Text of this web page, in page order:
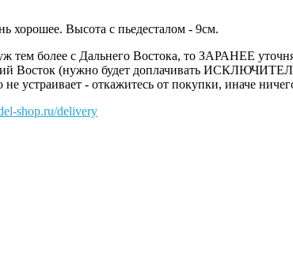
хорошее. Высота с пьедесталом - 9см.
тем более с Дальнего Востока, то ЗАРАНЕЕ
Восток (нужно будет доплачивать
устраивает - откажитесь от покупки, иначе
shop.ru/delivery